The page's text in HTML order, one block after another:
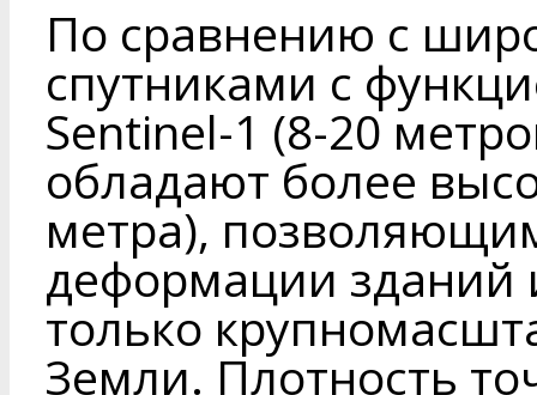
По сравнению с
спутниками с
Sentinel-1 (8-20
обладают более
метра),
деформации зданий
только
Земли. Плотность